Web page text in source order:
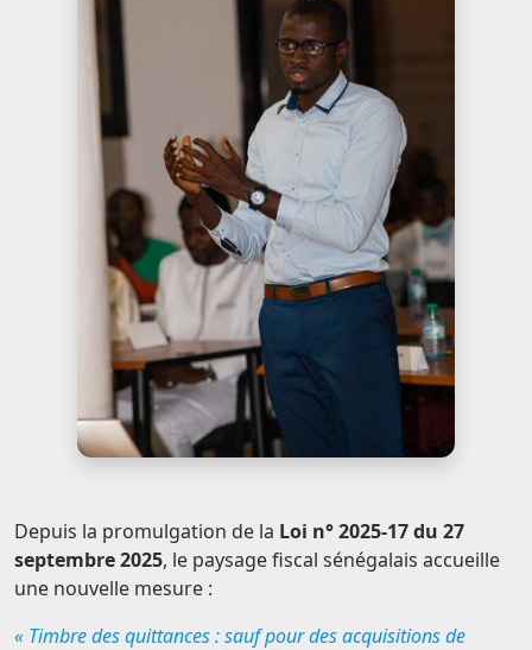
Depuis la promulgation de la Loi n° 2025-17 du 27
septembre 2025, le paysage fiscal sénégalais accueille
une nouvelle mesure :
« Timbre des quittances : sauf pour des acquisitions de